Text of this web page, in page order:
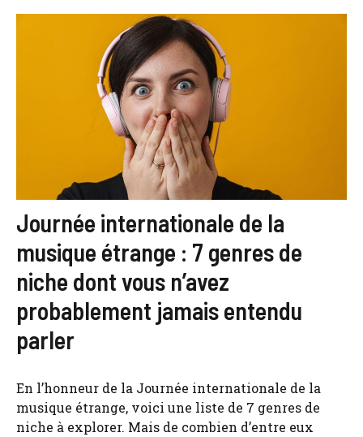
Journée internationale de la
musique étrange : 7 genres de
niche dont vous n’avez
probablement jamais entendu
parler
En l’honneur de la Journée internationale de la
musique étrange, voici une liste de 7 genres de
niche à explorer. Mais de combien d’entre eux